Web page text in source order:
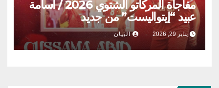
مفاجأة المركاتو الشتوي 2026 / أسامة
عبيد “إيتواليست” من جديد
يناير 29, 2026 البيان